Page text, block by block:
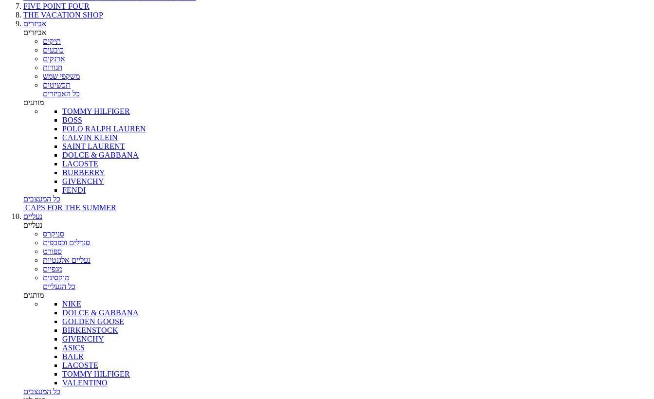
FIVE POINT FOUR
THE VACATION SHOP
אביזרים
אביזרים
תיקים
כובעים
ארנקים
חגורות
משקפי שמש
תכשיטים
כל האביזרים
מותגים
TOMMY HILFIGER
BOSS
POLO RALPH LAUREN
CALVIN KLEIN
SAINT LAURENT
DOLCE & GABBANA
LACOSTE
BURBERRY
GIVENCHY
FENDI
כל המעצבים
CAPS FOR THE SUMMER
נעליים
נעליים
סניקרס
סנדלים וכפכפים
ספורט
נעליים אלגנטיות
מגפיים
מוקסינים
כל הנעליים
מותגים
NIKE
DOLCE & GABBANA
GOLDEN GOOSE
BIRKENSTOCK
GIVENCHY
ASICS
BALR
LACOSTE
TOMMY HILFIGER
VALENTINO
כל המעצבים